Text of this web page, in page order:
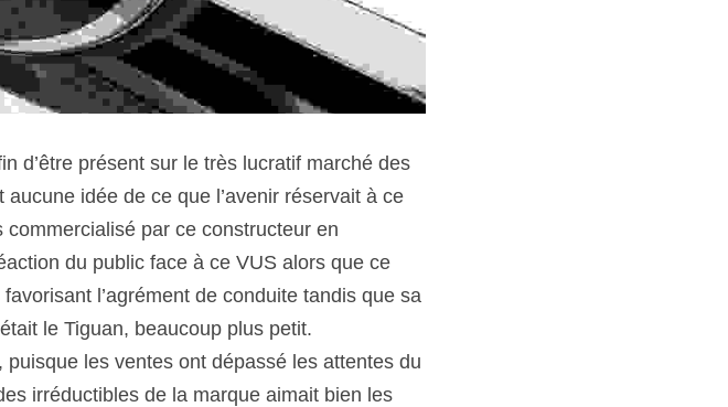
d’être présent sur le très lucratif marché des
idée de ce que l’avenir réservait à ce
par ce constructeur en
du public face à ce VUS alors que ce
l’agrément de conduite tandis que sa
le Tiguan, beaucoup plus petit.
les ventes ont dépassé les attentes du
irréductibles de la marque aimait bien les